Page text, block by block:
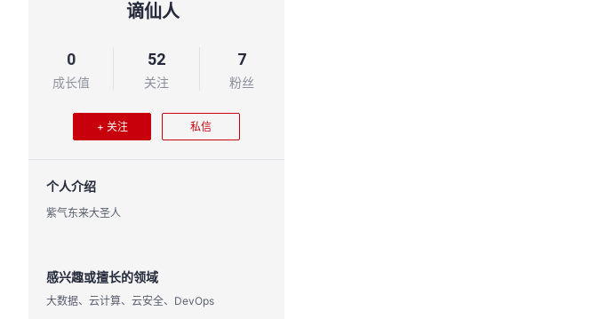
谪仙人
0
成长值
52
关注
7
粉丝
+ 关注 私信
个人介绍
紫气东来大圣人
感兴趣或擅长的领域
大数据、云计算、云安全、DevOps